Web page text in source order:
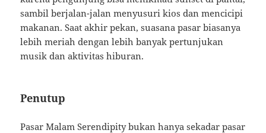
sambil berjalan-jalan menyusuri kios dan mencicipi
makanan. Saat akhir pekan, suasana pasar biasanya
lebih meriah dengan lebih banyak pertunjukan
musik dan aktivitas hiburan.
Penutup
Pasar Malam Serendipity bukan hanya sekadar pasar